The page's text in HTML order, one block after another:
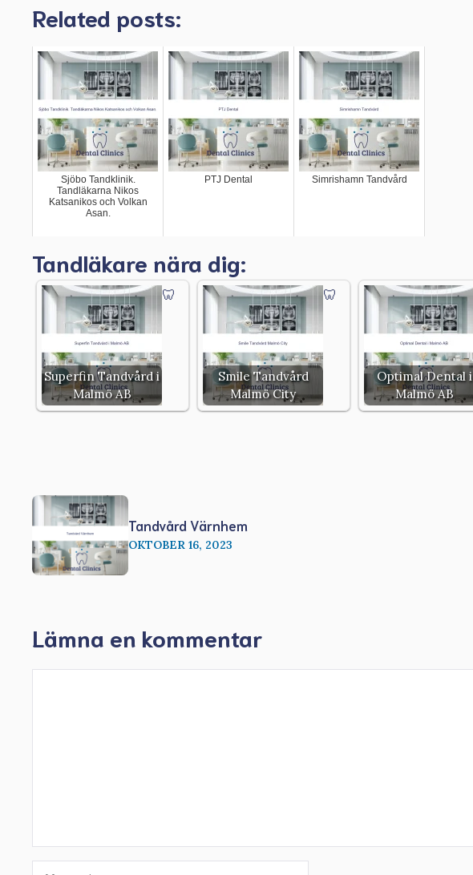
Related posts:
Sjöbo Tandklinik.
Tandläkarna Nikos
Katsanikos och Volkan
Asan.
PTJ Dental Simrishamn Tandvård
Tandläkare nära dig:
Superfin Tandvård i
Malmö AB
Smile Tandvård
Malmö City
Optimal Dental i
Malmö AB
Tandvård Värnhem
OKTOBER 16, 2023
Lämna en kommentar
Namn